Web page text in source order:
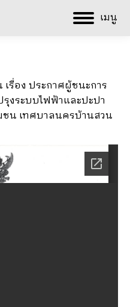
เมนู
รื่อง ประกาศผู้ชนะการ
รุงระบบไฟฟ้าและปะปา
น เทศบาลนครบ้านสวน